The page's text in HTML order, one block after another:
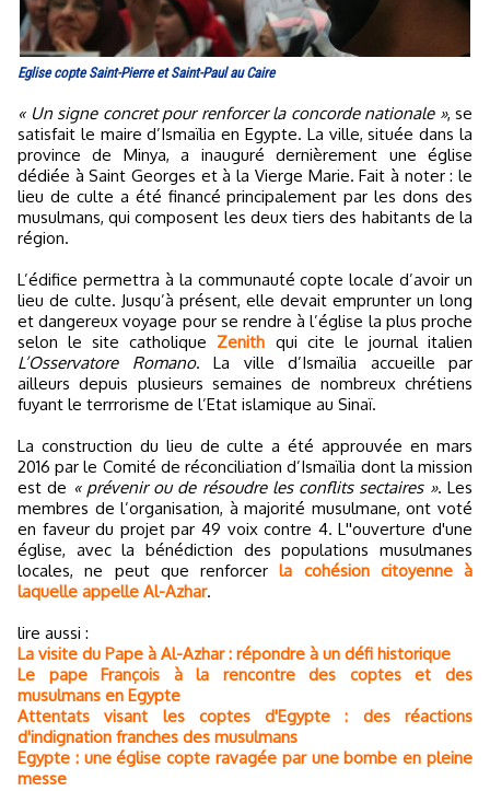
Eglise copte Saint-Pierre et Saint-Paul au Caire
« Un signe concret pour renforcer la concorde nationale », se
satisfait le maire d’Ismaïlia en Egypte. La ville, située dans la
province de Minya, a inauguré dernièrement une église
dédiée à Saint Georges et à la Vierge Marie. Fait à noter : le
lieu de culte a été financé principalement par les dons des
musulmans, qui composent les deux tiers des habitants de la
région.
L’édifice permettra à la communauté copte locale d’avoir un
lieu de culte. Jusqu’à présent, elle devait emprunter un long
et dangereux voyage pour se rendre à l’église la plus proche
selon le site catholique Zenith qui cite le journal italien
L’Osservatore Romano. La ville d’Ismaïlia accueille par
ailleurs depuis plusieurs semaines de nombreux chrétiens
fuyant le terrrorisme de l’Etat islamique au Sinaï.
La construction du lieu de culte a été approuvée en mars
2016 par le Comité de réconciliation d’Ismaïlia dont la mission
est de « prévenir ou de résoudre les conflits sectaires ». Les
membres de l’organisation, à majorité musulmane, ont voté
en faveur du projet par 49 voix contre 4. L''ouverture d'une
église, avec la bénédiction des populations musulmanes
locales, ne peut que renforcerla cohésion citoyenne à
laquelle appelle Al-Azhar.
lire aussi :
La visite du Pape à Al-Azhar : répondre à un défi historique
Le pape François à la rencontre des coptes et des
musulmans en Egypte
Attentats visant les coptes d'Egypte : des réactions
d'indignation franches des musulmans
Egypte : une église copte ravagée par une bombe en pleine
messe